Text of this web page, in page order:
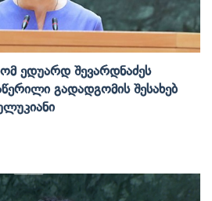
Ედუარდ Შევარდნაძეს
Გადადგომის Შესახებ